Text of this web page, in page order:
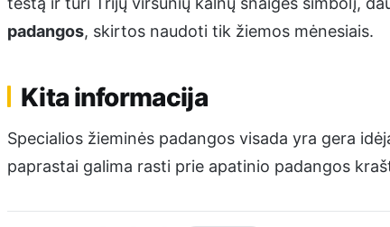
padangos, skirtos naudoti tik žiemos mėnesiais.
Kita informacija
Specialios žieminės padangos visada yra gera
paprastai galima rasti prie apatinio padangos